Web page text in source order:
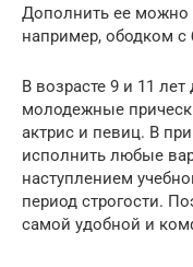
Дополнить ее можно
например, ободком с
В возрасте 9 и 11
молодежные
актрис и певиц. В
исполнить любые
наступлением
период строгости.
самой удобной и